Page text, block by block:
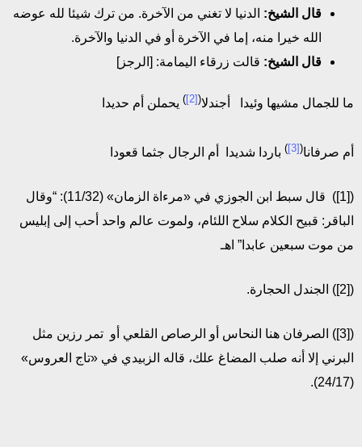
قال الشيخ: الدنيا لا تغني من الآخرة. من ترك شيئا لله عوضه
الله خيرا منه، إما في الآخرة أو في الدنيا والآخرة.
قال الشيخ: قالت زرقاء اليمامة: [الرجز]
ما للجمال مشيها وئيدا أجندلا(
[2]
) يحملن أم حديدا
أم صرفانا(
[3]
) باردا شديدا أم الرجال جثما قعودا
([1]) قال سبط ابن الجوزي في «مرءاة الزمان» (11/32): “وقال
الباقر: قبيح الكلام سلاح اللئام، ولموت عالم واحد أحب إلى إبليس
من موت سبعين عابدا” اهـ
([2]) الجندل الحجارة.
([3]) الصرفان هنا النحاس أو الرصاص القلعي أو تمر رزين مثل
البرني إلا أنه صلب المضاغ علك، قاله الزبيدي في «تاج العروس»
(24/17).